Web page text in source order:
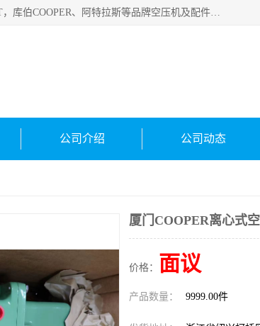
绍兴金戈贸易有限公司主要经营品牌：美国寿力、英格索兰、复盛FS-ELLIOTT，库伯COOPER、阿特拉斯等品牌空压机及配件销售；承接全厂空气压缩机管理、维护保养；节能改造；气体干燥机销售、维护、维修、保养。销售各种品牌空压机空气滤芯、油滤芯、油气分离器；精密过滤器滤芯；除油雾滤芯；抽真空滤芯，消音器，疏水器。劳务承接：全厂空压机维修保养工程，安装工程；移机或汰换工程；节能改造工程等。
公司介绍 公司动态
厦门COOPER离心式
价格： 面议
产品数量： 9999.00件